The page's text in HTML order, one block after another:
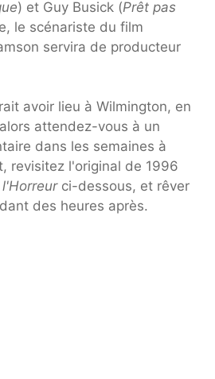
) et Guy Busick (Prêt pas
le scénariste du film
servira de producteur
avoir lieu à Wilmington, en
attendez-vous à un
dans les semaines à
revisitez l'original de 1996
ci-dessous, et rêver
des heures après.